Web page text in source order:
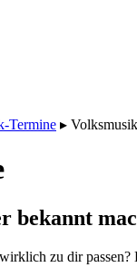
Termine ▸
bekannt
zu dir